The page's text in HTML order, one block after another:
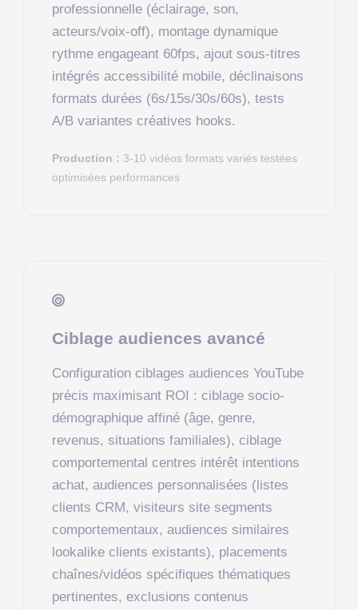
professionnelle (éclairage, son,
acteurs/voix-off), montage dynamique
rythme engageant 60fps, ajout sous-titres
intégrés accessibilité mobile, déclinaisons
formats durées (6s/15s/30s/60s), tests
A/B variantes créatives hooks.
Production : 3-10 vidéos formats variés testées
optimisées performances
Ciblage audiences avancé
Configuration ciblages audiences YouTube
précis maximisant ROI : ciblage socio-
démographique affiné (âge, genre,
revenus, situations familiales), ciblage
comportemental centres intérêt intentions
achat, audiences personnalisées (listes
clients CRM, visiteurs site segments
comportementaux, audiences similaires
lookalike clients existants), placements
chaînes/vidéos spécifiques thématiques
pertinentes, exclusions contenus